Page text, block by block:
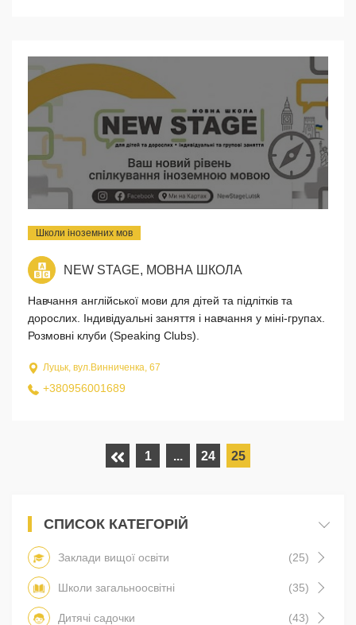
Школи іноземних мов
NEW STAGE, МОВНА ШКОЛА
Навчання англійської мови для дітей та підлітків та
дорослих. Індивідуальні заняття і навчання у міні-групах.
Розмовні клуби (Speaking Clubs).
Луцьк, вул.Винниченка, 67
+380956001689
1 ... 24 25
СПИСОК КАТЕГОРІЙ
Заклади вищої освіти (25)
Школи загальноосвітні (35)
Дитячі садочки (43)